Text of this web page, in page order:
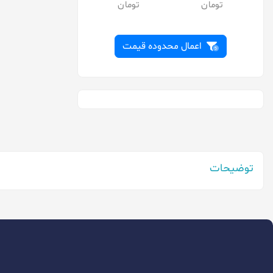
توشیبا
دیاموند
روندا
اعمال محدوده قیمت
توضیحات